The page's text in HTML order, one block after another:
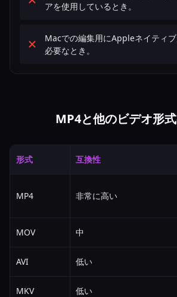
アを使用しているとき。
Macでの編集用にAppleネイティ
必要なとき。
MP4と他のビデオ形
形式 互換性
MP4 非常に高い
MOV 中
AVI 低い
MKV 低い